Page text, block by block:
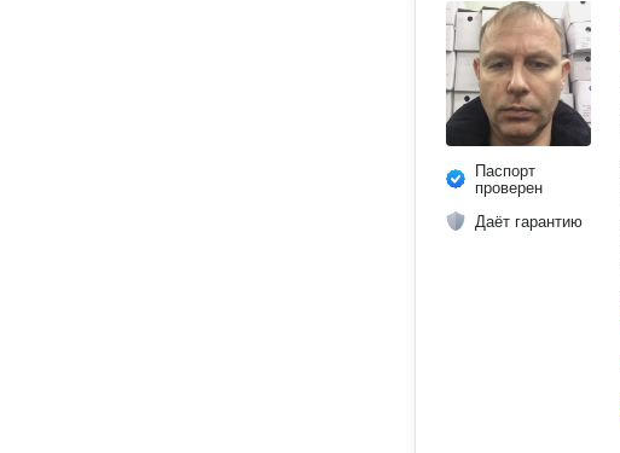
Паспорт
проверен
Даёт гарантию